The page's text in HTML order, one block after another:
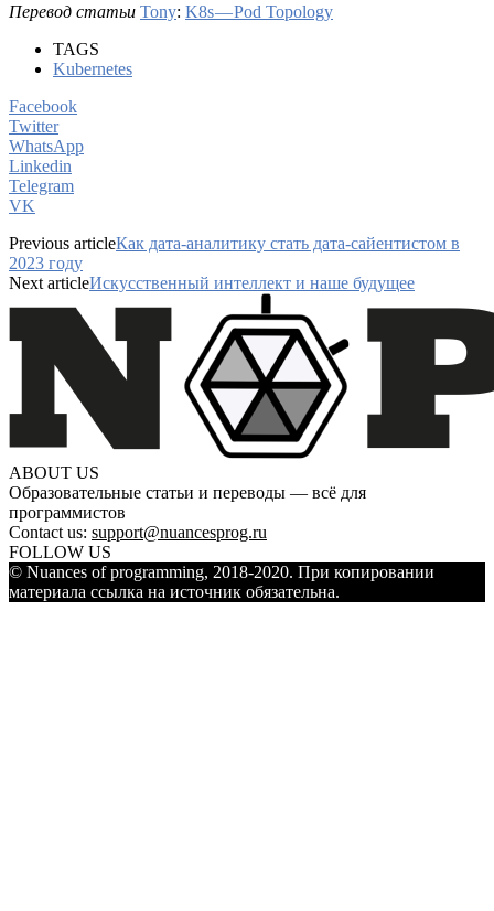
Перевод статьи Tony: K8s — Pod Topology
TAGS
Kubernetes
Facebook
Twitter
WhatsApp
Linkedin
Telegram
VK
Previous articleКак дата-аналитику стать дата-сайентистом в
2023 году
Next articleИскусственный интеллект и наше будущее
ABOUT US
Образовательные статьи и переводы — всё для
программистов
Contact us: support@nuancesprog.ru
FOLLOW US
© Nuances of programming, 2018-2020. При копировании
материала ссылка на источник обязательна.